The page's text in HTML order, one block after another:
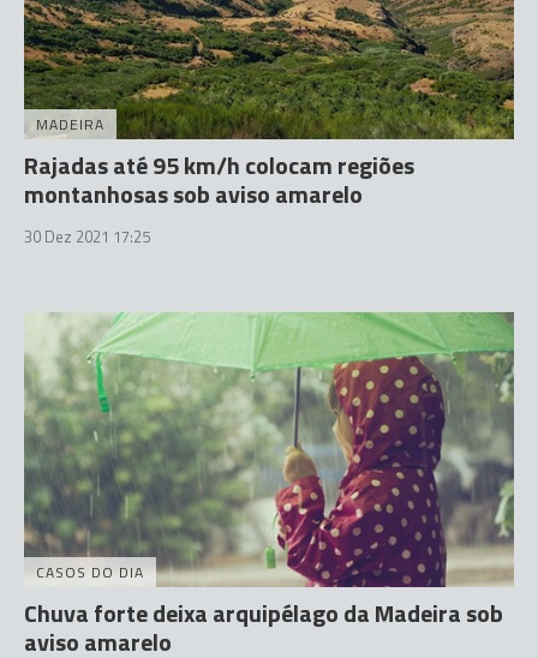
MADEIRA
Rajadas até 95 km/h colocam regiões
montanhosas sob aviso amarelo
30 Dez 2021 17:25
CASOS DO DIA
Chuva forte deixa arquipélago da Madeira sob
aviso amarelo